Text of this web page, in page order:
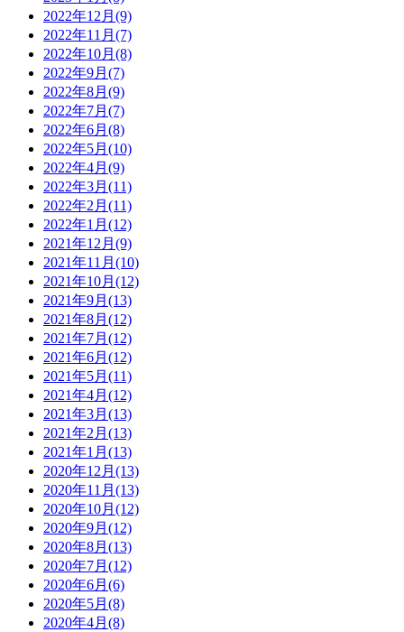
2022年12月(9)
2022年11月(7)
2022年10月(8)
2022年9月(7)
2022年8月(9)
2022年7月(7)
2022年6月(8)
2022年5月(10)
2022年4月(9)
2022年3月(11)
2022年2月(11)
2022年1月(12)
2021年12月(9)
2021年11月(10)
2021年10月(12)
2021年9月(13)
2021年8月(12)
2021年7月(12)
2021年6月(12)
2021年5月(11)
2021年4月(12)
2021年3月(13)
2021年2月(13)
2021年1月(13)
2020年12月(13)
2020年11月(13)
2020年10月(12)
2020年9月(12)
2020年8月(13)
2020年7月(12)
2020年6月(6)
2020年5月(8)
2020年4月(8)